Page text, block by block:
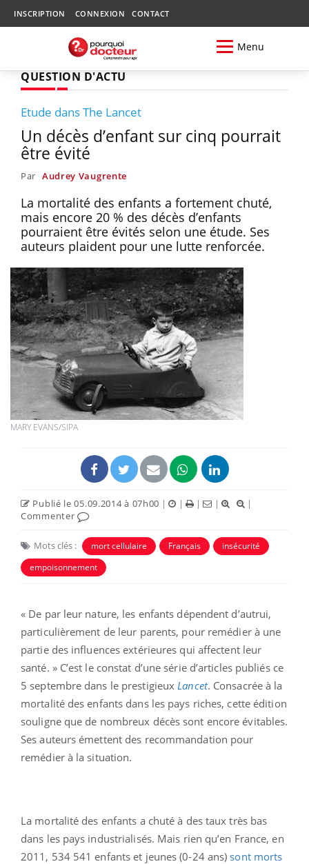
INSCRIPTION CONNEXION CONTACT
Menu
QUESTION D'ACTU
Etude dans The Lancet
Un décès d’enfant sur cinq pourrait
être évité
Par Audrey Vaugrente
La mortalité des enfants a fortement chuté,
mais encore 20 % des décès d’enfants
pourraient être évités selon une étude. Ses
auteurs plaident pour une lutte renforcée.
MARY EVANS/SIPA
Publié le 05.09.2014 à 07h00 | | | |
|
Commenter
Mots clés : mort cellulaire Français
insécurité
empoisonnement
« De par leur nature, les enfants dépendent d’autrui,
particulièrement de leur parents, pour remédier à une
partie des influences extérieures qui affectent leur
santé. » C’est le constat d’une série d’articles publiés ce
5 septembre dans le prestigieux Lancet. Consacrée à la
mortalité des enfants dans les pays riches, cette édition
souligne que de nombreux décès sont encore évitables.
Ses auteurs émettent des recommandation pour
remédier à la situation.
La mortalité des enfants a chuté à des taux très bas
dans les pays industrialisés. Mais rien qu’en France, en
2011, 534 541 enfants et jeunes (0-24 ans) sont morts